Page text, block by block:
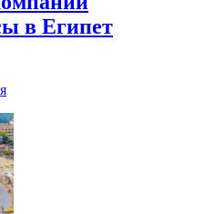
в Египет